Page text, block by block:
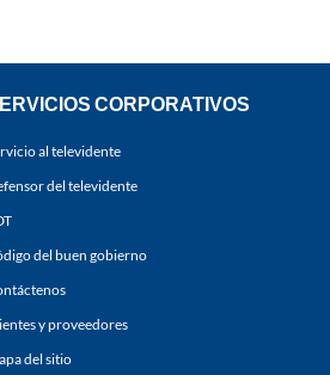
CORPORATIVOS
al televidente
del televidente
del buen gobierno
y proveedores
del sitio